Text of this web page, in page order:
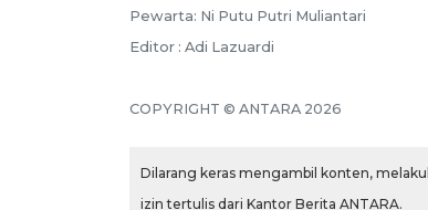
Pewarta: Ni Putu Putri Muliantari
Editor : Adi Lazuardi
COPYRIGHT © ANTARA 2026
Dilarang keras mengambil konten,
izin tertulis dari Kantor Berita ANTARA.